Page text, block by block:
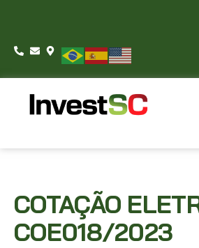
COTAÇÃO
COE018/2023